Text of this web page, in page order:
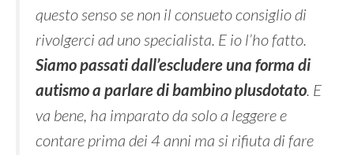
questo senso se non il consueto consiglio di
rivolgerci ad uno specialista. E io l’ho fatto.
Siamo passati dall’escludere una forma di
autismo a parlare di bambino plusdotato. E
va bene, ha imparato da solo a leggere e
contare prima dei 4 anni ma si rifiuta di fare